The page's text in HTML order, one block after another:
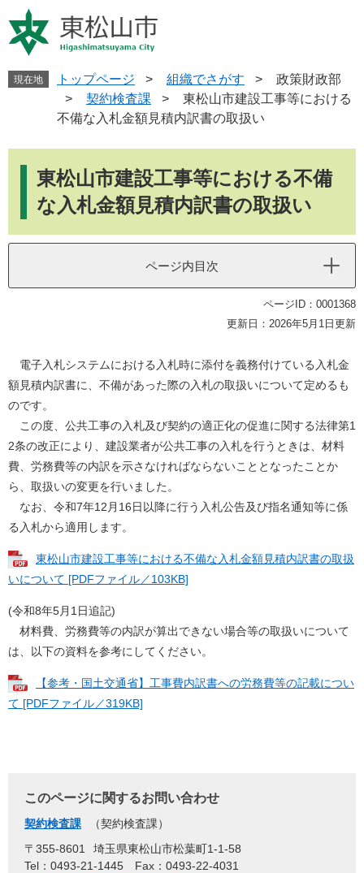
ー
ジ
ニ
ュ
現在地 トップページ > 組織でさがす >
政策財政部
>
契約検査課 >
東松山市建設工事等における
不備な入札金額見積内訳書の取扱い
東松山市建設工事等における不備
な入札金額見積内訳書の取扱い
ページ内目次
ページID：0001368
更新日：2026年5月1日更新
電子入札システムにおける入札時に添付を義務付けている入札金
額見積内訳書に、不備があった際の入札の取扱いについて定めるも
のです。
この度、公共工事の入札及び契約の適正化の促進に関する法律第1
2条の改正により、建設業者が公共工事の入札を行うときは、材料
費、労務費等の内訳を示さなければならないこととなったことか
ら、取扱いの変更を行いました。
なお、令和7年12月16日以降に行う入札公告及び指名通知等に係
る入札から適用します。
東松山市建設工事等における不備な入札金額見積内訳書の取扱
いについて [PDFファイル／103KB]
(令和8年5月1日追記)
材料費、労務費等の内訳が算出できない場合等の取扱いについて
は、以下の資料を参考にしてください。
【参考・国土交通省】工事費内訳書への労務費等の記載につい
て [PDFファイル／319KB]
このページに関するお問い合わせ
契約検査課
契約検査課
〒355-8601
埼玉県東松山市松葉町1-1-58
Tel：0493-21-1445
Fax：0493-22-4031